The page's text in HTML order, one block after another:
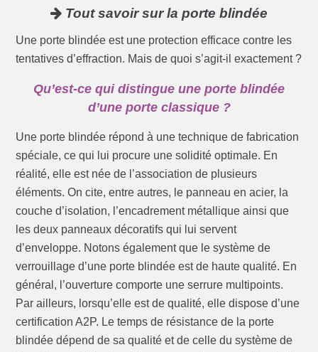
Tout savoir sur la porte blindée
Une porte blindée est une protection efficace contre les
tentatives d’effraction. Mais de quoi s’agit-il exactement ?
Qu’est-ce qui distingue une porte blindée
d’une porte classique ?
Une porte blindée répond à une technique de fabrication
spéciale, ce qui lui procure une solidité optimale. En
réalité, elle est née de l’association de plusieurs
éléments. On cite, entre autres, le panneau en acier, la
couche d’isolation, l’encadrement métallique ainsi que
les deux panneaux décoratifs qui lui servent
d’enveloppe. Notons également que le système de
verrouillage d’une porte blindée est de haute qualité. En
général, l’ouverture comporte une serrure multipoints.
Par ailleurs, lorsqu’elle est de qualité, elle dispose d’une
certification A2P. Le temps de résistance de la porte
blindée dépend de sa qualité et de celle du système de